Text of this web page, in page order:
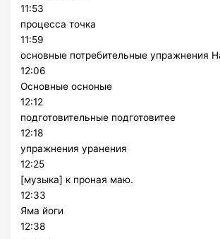
11:53
процесса точка
11:59
основные потребительные упражнения
12:06
Основные осноные
12:12
подготовительные подготовитее
12:18
упражнения уранения
12:25
[музыка] к проная маю.
12:33
Яма йоги
12:38